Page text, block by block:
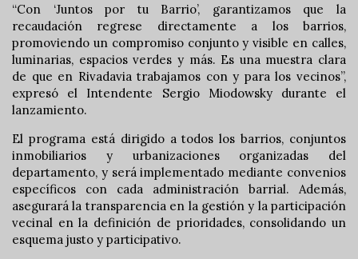
“Con ‘Juntos por tu Barrio’, garantizamos que la
recaudación regrese directamente a los barrios,
promoviendo un compromiso conjunto y visible en calles,
luminarias, espacios verdes y más. Es una muestra clara
de que en Rivadavia trabajamos con y para los vecinos”,
expresó el Intendente Sergio Miodowsky durante el
lanzamiento.
El programa está dirigido a todos los barrios, conjuntos
inmobiliarios y urbanizaciones organizadas del
departamento, y será implementado mediante convenios
específicos con cada administración barrial. Además,
asegurará la transparencia en la gestión y la participación
vecinal en la definición de prioridades, consolidando un
esquema justo y participativo.